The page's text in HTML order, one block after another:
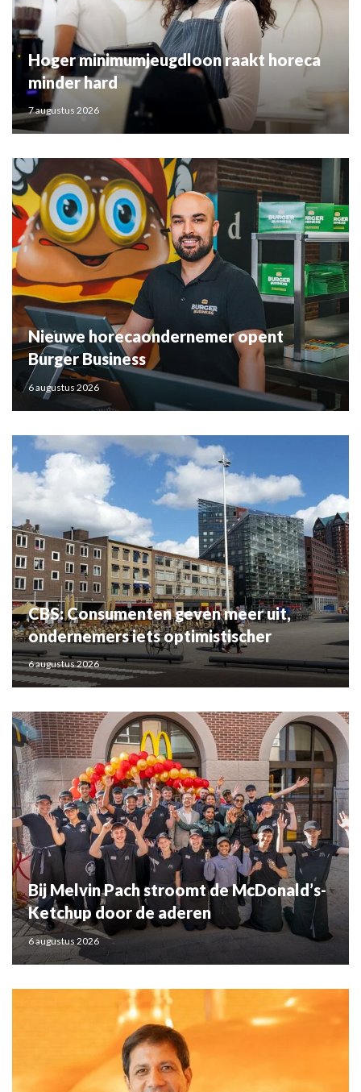
Hoger minimumjeugdloon raakt horeca
minder hard
7 augustus 2026
Nieuwe horecaondernemer opent
Burger Business
6 augustus 2026
CBS: Consumenten geven meer uit,
ondernemers iets optimistischer
6 augustus 2026
Bij Melvin Pach stroomt de McDonald’s-
Ketchup door de aderen
6 augustus 2026